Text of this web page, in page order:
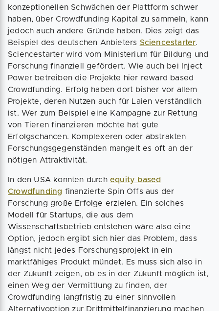
konzeptionellen Schwächen der Plattform schwer
haben, über Crowdfunding Kapital zu sammeln, kann
jedoch auch andere Gründe haben. Dies zeigt das
Beispiel des deutschen Anbieters Sciencestarter.
Sciencestarter wird vom Ministerium für Bildung und
Forschung finanziell gefördert. Wie auch bei Inject
Power betreiben die Projekte hier reward based
Crowdfunding. Erfolg haben dort bisher vor allem
Projekte, deren Nutzen auch für Laien verständlich
ist. Wer zum Beispiel eine Kampagne zur Rettung
von Tieren finanzieren möchte hat gute
Erfolgschancen. Komplexeren oder abstrakten
Forschungsgegenständen mangelt es oft an der
nötigen Attraktivität.
In den USA konnten durch equity based
Crowdfunding finanzierte Spin Offs aus der
Forschung große Erfolge erzielen. Ein solches
Modell für Startups, die aus dem
Wissenschaftsbetrieb entstehen wäre also eine
Option, jedoch ergibt sich hier das Problem, dass
längst nicht jedes Forschungsprojekt in ein
marktfähiges Produkt mündet. Es muss sich also in
der Zukunft zeigen, ob es in der Zukunft möglich ist,
einen Weg der Vermittlung zu finden, der
Crowdfunding langfristig zu einer sinnvollen
Alternativoption zur Drittmittelfinanzierung machen